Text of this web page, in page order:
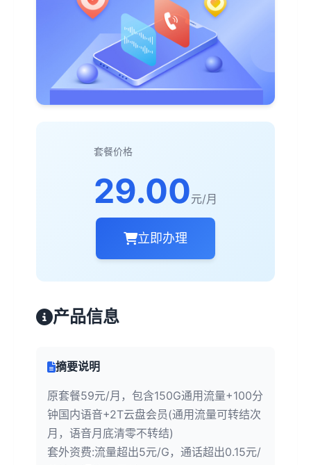
套餐价格
29.00元/月
立即办理
产品信息
摘要说明
原套餐59元/月，包含150G通用流量+100分
钟国内语音+2T云盘会员(通用流量可转结次
月，语音月底清零不转结)
套外资费:流量超出5元/G，通话超出0.15元/